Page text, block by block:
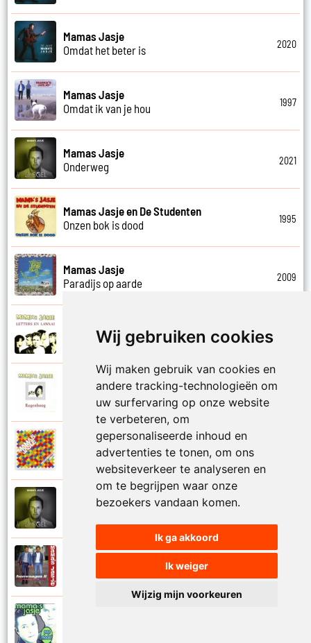
Wij gebruiken cookies
Wij maken gebruik van cookies en
andere tracking-technologieën om
uw surfervaring op onze website
te verbeteren, om
gepersonaliseerde inhoud en
advertenties te tonen, om ons
websiteverkeer te analyseren en
om te begrijpen waar onze
bezoekers vandaan komen.
Ik ga akkoord
Ik weiger
Wijzig mijn voorkeuren
Mamas Jasje
Omdat het beter is
2020
Mamas Jasje
Omdat ik van je hou
1997
Mamas Jasje
Onderweg
2021
Mamas Jasje en De Studenten
Onzen bok is dood
1995
Mamas Jasje
Paradijs op aarde
2009
Mamas Jasje
Raak me aan
Mamas Jasje
Regenboog
Mamas Jasje
Regenboog 2009
Mamas Jasje
Rosanne